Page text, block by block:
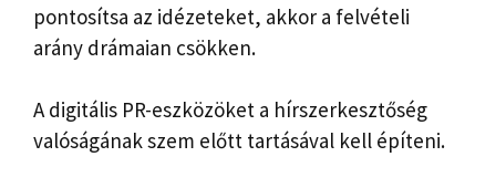
pontosítsa az idézeteket, akkor a felvételi
arány drámaian csökken.
A digitális PR-eszközöket a hírszerkesztőség
valóságának szem előtt tartásával kell építeni.